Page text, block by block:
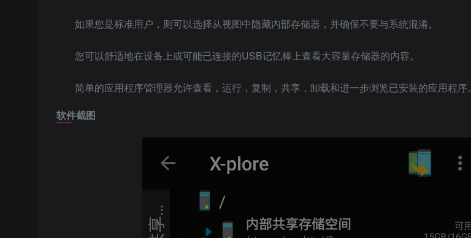
如果您是标准用户，则可以选择从视图中隐藏内部存储器，并确保不要与系统混淆。
您可以舒适地在设备上或可能已连接的USB记忆棒上查看大容量存储器的内容。
简单的应用程序管理器允许查看，运行，复制，共享，卸载和进一步浏览已安装的应用程序。
软件截图